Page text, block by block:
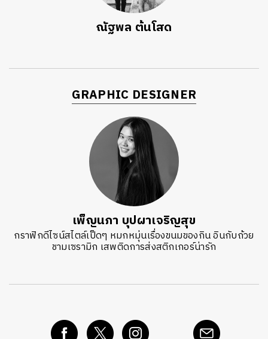
ณัฐพล ต้นโสด
GRAPHIC DESIGNER
เพ็ญนภา บุปผาเจริญสุข
กราฟิกดีไซน์สไตล์เป็ดๆ หมกหมุ่นเรื่องขนมของกิน อินกับถ้วย
ชามเซรามิก เสพติดการส่งสติกเกอร์น่ารัก